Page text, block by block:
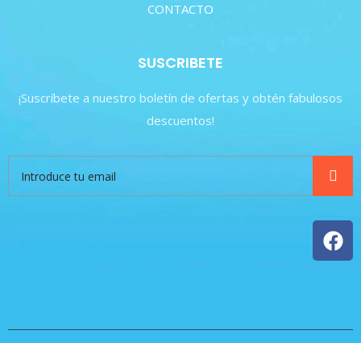
CONTACTO
SUSCRIBETE
¡Suscríbete a nuestro boletín de ofertas y obtén fabulosos
descuentos!